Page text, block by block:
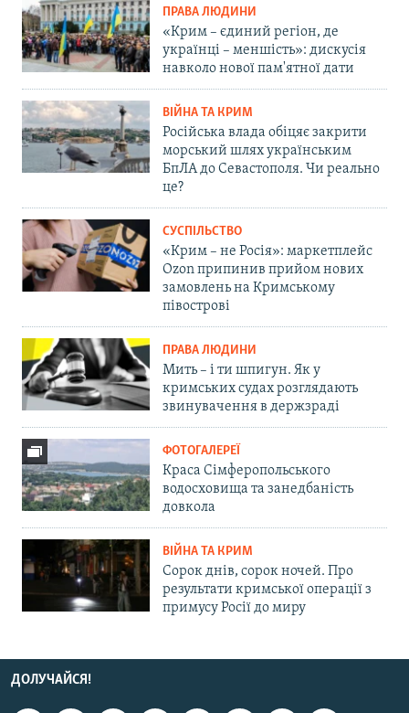
ПРАВА ЛЮДИНИ
«Крим – єдиний регіон, де
українці – меншість»: дискусія
навколо нової пам'ятної дати
ВІЙНА ТА КРИМ
Російська влада обіцяє закрити
морський шлях українським
БпЛА до Севастополя. Чи реально
це?
СУСПІЛЬСТВО
«Крим – не Росія»: маркетплейс
Ozon припинив прийом нових
замовлень на Кримському
півострові
ПРАВА ЛЮДИНИ
Мить – і ти шпигун. Як у
кримських судах розглядають
звинувачення в держзраді
ФОТОГАЛЕРЕЇ
Краса Сімферопольського
водосховища та занедбаність
довкола
ВІЙНА ТА КРИМ
Сорок днів, сорок ночей. Про
результати кримської операції з
примусу Росії до миру
ДОЛУЧАЙСЯ!